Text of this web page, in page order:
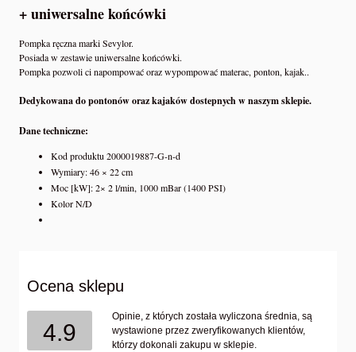
+ uniwersalne końcówki
Pompka ręczna marki Sevylor.
Posiada w zestawie uniwersalne końcówki.
Pompka pozwoli ci napompować oraz wypompować materac, ponton, kajak..
Dedykowana do pontonów oraz kajaków dostepnych w naszym sklepie.
Dane techniczne:
Kod produktu 2000019887-G-n-d
Wymiary: 46 × 22 cm
Moc [kW]: 2× 2 l/min, 1000 mBar (1400 PSI)
Kolor N/D
Ocena sklepu
4.9
Opinie, z których została wyliczona średnia, są
wystawione przez zweryfikowanych klientów,
którzy dokonali zakupu w sklepie.